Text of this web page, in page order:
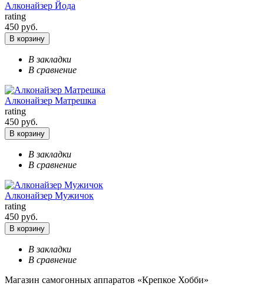
Алконайзер Йода
rating
450 руб.
В корзину
В закладки
В сравнение
Алконайзер Матрешка
rating
450 руб.
В корзину
В закладки
В сравнение
Алконайзер Мужичок
rating
450 руб.
В корзину
В закладки
В сравнение
Магазин самогонных аппаратов «Крепкое Хобби»